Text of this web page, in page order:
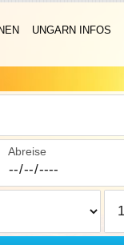
UNGARN INFOS
Abreise